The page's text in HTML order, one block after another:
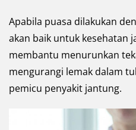
Apabila puasa dilakukan
akan baik untuk kesehatan
membantu menurunkan
mengurangi lemak dalam
pemicu penyakit jantung.